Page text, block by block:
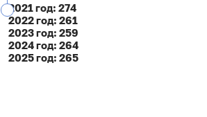
2021 год: 274
2022 год: 261
2023 год: 259
2024 год: 264
2025 год: 265